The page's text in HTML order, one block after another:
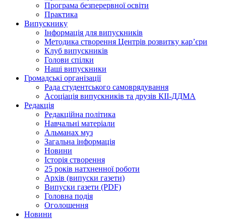
Програма безперервної освіти
Практика
Випускнику
Інформація для випускників
Методика створення Центрів розвитку кар’єри
Клуб випускників
Голови спілки
Наші випускники
Громадські організації
Рада студентського самоврядування
Асоціація випускників та друзів КІІ-ДДМА
Редакція
Редакційна політика
Навчальні матеріали
Альманах муз
Загальна інформація
Новини
Історія створення
25 років натхненної роботи
Архів (випуски газети)
Випуски газети (PDF)
Головна подія
Оголошення
Новини